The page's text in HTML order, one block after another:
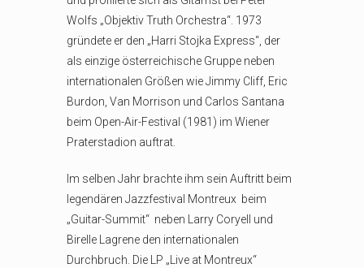
Wolfs „Objektiv Truth Orchestra“. 1973
gründete er den „Harri Stojka Express“, der
als einzige österreichische Gruppe neben
internationalen Größen wie Jimmy Cliff, Eric
Burdon, Van Morrison und Carlos Santana
beim Open-Air-Festival (1981) im Wiener
Praterstadion auftrat.
Im selben Jahr brachte ihm sein Auftritt beim
legendären Jazzfestival Montreux beim
„Guitar-Summit“ neben Larry Coryell und
Birelle Lagrene den internationalen
Durchbruch. Die LP „Live at Montreux“